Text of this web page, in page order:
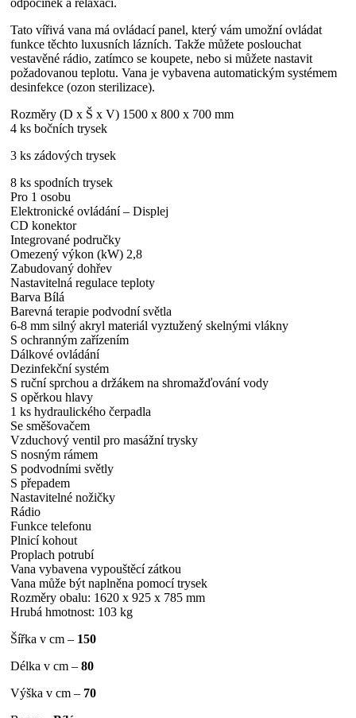
odpočinek a relaxaci.
Tato vířivá vana má ovládací panel, který vám umožní ovládat
funkce těchto luxusních lázních. Takže můžete poslouchat
vestavěné rádio, zatímco se koupete, nebo si můžete nastavit
požadovanou teplotu. Vana je vybavena automatickým systémem
desinfekce (ozon sterilizace).
Rozměry (D x Š x V) 1500 x 800 x 700 mm
4 ks bočních trysek
3 ks zádových trysek
8 ks spodních trysek
Pro 1 osobu
Elektronické ovládání – Displej
CD konektor
Integrované područky
Omezený výkon (kW) 2,8
Zabudovaný dohřev
Nastavitelná regulace teploty
Barva Bílá
Barevná terapie podvodní světla
6-8 mm silný akryl materiál vyztužený skelnými vlákny
S ochranným zařízením
Dálkové ovládání
Dezinfekční systém
S ruční sprchou a držákem na shromažďování vody
S opěrkou hlavy
1 ks hydraulického čerpadla
Se směšovačem
Vzduchový ventil pro masážní trysky
S nosným rámem
S podvodními světly
S přepadem
Nastavitelné nožičky
Rádio
Funkce telefonu
Plnicí kohout
Proplach potrubí
Vana vybavena vypouštěcí zátkou
Vana může být naplněna pomocí trysek
Rozměry obalu: 1620 x 925 x 785 mm
Hrubá hmotnost: 103 kg
Šířka v cm – 150
Délka v cm – 80
Výška v cm – 70